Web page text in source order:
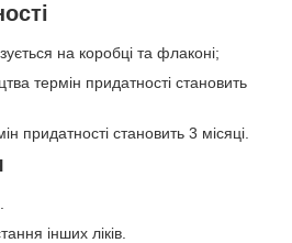
на коробці та флаконі;
термін придатності становить
придатності становить 3 місяці.
інших ліків.